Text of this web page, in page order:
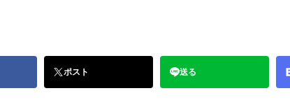
ポスト 送る